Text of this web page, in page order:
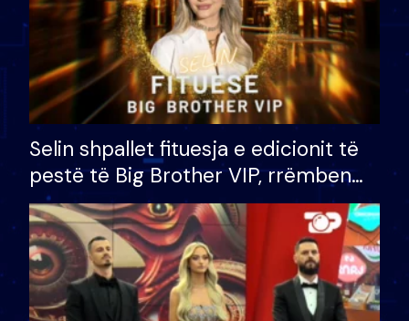
Selin shpallet fituesja e edicionit të
pestë të Big Brother VIP, rrëmben
çmimin e madh prej 100 mijë eurosh